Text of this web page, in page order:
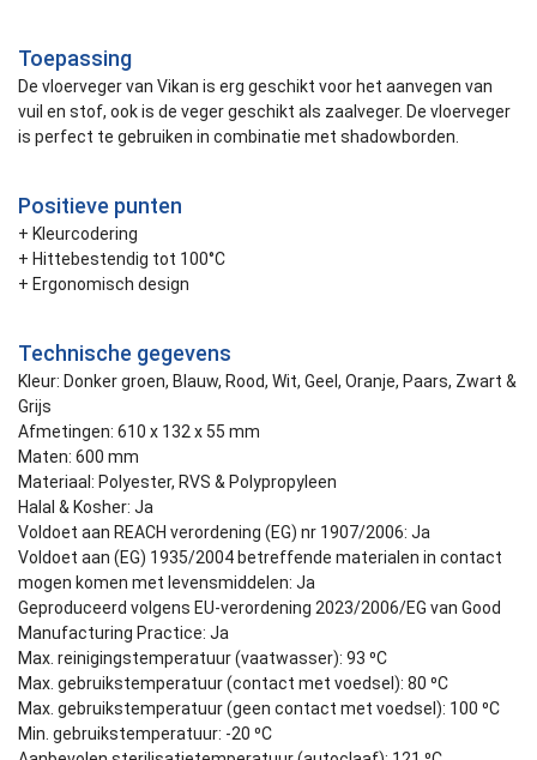
Toepassing
De vloerveger van Vikan is erg geschikt voor het aanvegen van
vuil en stof, ook is de veger geschikt als zaalveger. De vloerveger
is perfect te gebruiken in combinatie met shadowborden.
Positieve punten
+ Kleurcodering
+ Hittebestendig tot 100°C
+ Ergonomisch design
Technische gegevens
Kleur: Donker groen, Blauw, Rood, Wit, Geel, Oranje, Paars, Zwart &
Grijs
Afmetingen: 610 x 132 x 55 mm
Maten: 600 mm
Materiaal: Polyester, RVS & Polypropyleen
Halal & Kosher: Ja
Voldoet aan REACH verordening (EG) nr 1907/2006: Ja
Voldoet aan (EG) 1935/2004 betreffende materialen in contact
mogen komen met levensmiddelen: Ja
Geproduceerd volgens EU-verordening 2023/2006/EG van Good
Manufacturing Practice: Ja
Max. reinigingstemperatuur (vaatwasser): 93 ⁰C
Max. gebruikstemperatuur (contact met voedsel): 80 ⁰C
Max. gebruikstemperatuur (geen contact met voedsel): 100 ⁰C
Min. gebruikstemperatuur: -20 ⁰C